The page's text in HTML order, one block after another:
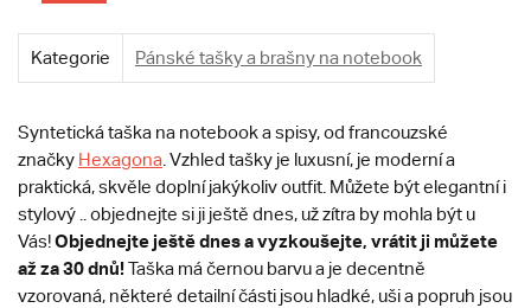
Kategorie Pánské tašky a brašny na notebook
Syntetická taška na notebook a spisy, od francouzské
značky Hexagona . Vzhled tašky je luxusní, je moderní a
praktická, skvěle doplní jakýkoliv outfit. Můžete být elegantní i
stylový .. objednejte si ji ještě dnes, už zítra by mohla být u
Vás!Objednejte ještě dnes a vyzkoušejte, vrátit ji můžete
až za 30 dnů!Taška má černou barvu a je decentně
vzorovaná, některé detailní části jsou hladké, uši a popruh jsou